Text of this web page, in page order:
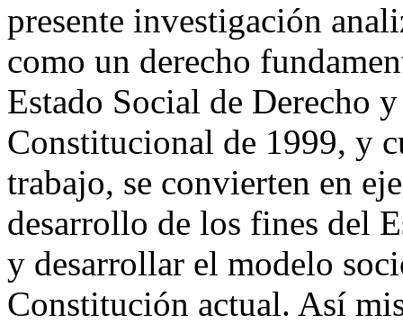
presente investigación
como un derecho
Estado Social de Derecho
Constitucional de 1999, y
trabajo, se convierten en
desarrollo de los fines del
y desarrollar el modelo
Constitución actual. Así